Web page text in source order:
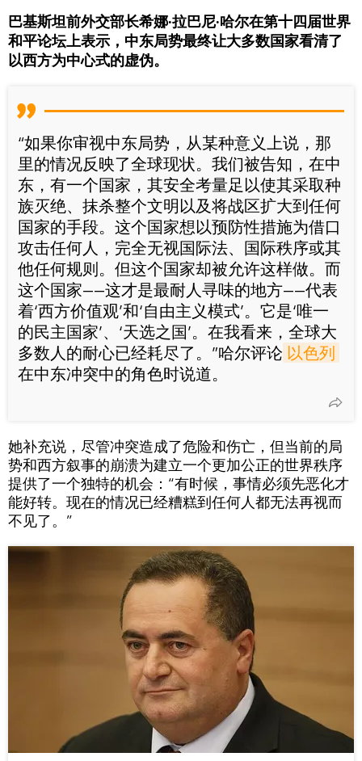
巴基斯坦前外交部长希娜·拉巴尼·哈尔在第十四届世界
和平论坛上表示，中东局势最终让大多数国家看清了
以西方为中心式的虚伪。
“如果你审视中东局势，从某种意义上说，那
里的情况反映了全球现状。我们被告知，在中
东​​，有一个国家，其安全考量足以使其采取种
族灭绝、抹杀整个文明以及将战区扩大到任何
国家的手段。这个国家想以预防性措施为借口
攻击任何人，完全无视国际法、国际秩序或其
他任何规则。但这个国家却被允许这样做。而
这个国家——这才是最耐人寻味的地方——代表
着‘西方价值观’和‘自由主义模式’。它是‘唯一
的民主国家’、‘天选之国’。在我看来，全球大
多数人的耐心已经耗尽了。”哈尔评论 以色列
在中东冲突中的角色时说道。
她补充说，尽管冲突造成了危险和伤亡，但当前的局
势和西方叙事的崩溃为建立一个更加公正的世界秩序
提供了一个独特的机会：“有时候，事情必须先恶化才
能好转。现在的情况已经糟糕到任何人都无法再视而
不见了。”